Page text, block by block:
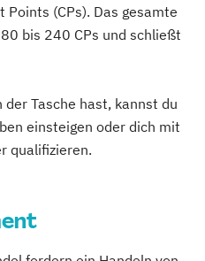
(DE/EN)
und vernetzte
Engineering
Biotechnology
Sozial- und
- Soil
(CPs). Das gesamte
bis 240 CPs und schließt
Tasche hast, kannst du
einsteigen oder dich mit
qualifizieren.